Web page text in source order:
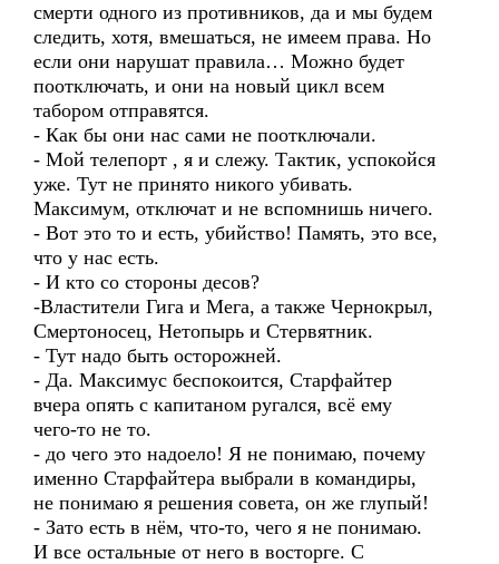
смерти одного из противников, да и мы будем
следить, хотя, вмешаться, не имеем права. Но
если они нарушат правила… Можно будет
поотключать, и они на новый цикл всем
табором отправятся.
- Как бы они нас сами не поотключали.
- Мой телепорт , я и слежу. Тактик, успокойся
уже. Тут не принято никого убивать.
Максимум, отключат и не вспомнишь ничего.
- Вот это то и есть, убийство! Память, это все,
что у нас есть.
- И кто со стороны десов?
-Властители Гига и Мега, а также Чернокрыл,
Смертоносец, Нетопырь и Стервятник.
- Тут надо быть осторожней.
- Да. Максимус беспокоится, Старфайтер
вчера опять с капитаном ругался, всё ему
чего-то не то.
- до чего это надоело! Я не понимаю, почему
именно Старфайтера выбрали в командиры,
не понимаю я решения совета, он же глупый!
- Зато есть в нём, что-то, чего я не понимаю.
И все остальные от него в восторге. С